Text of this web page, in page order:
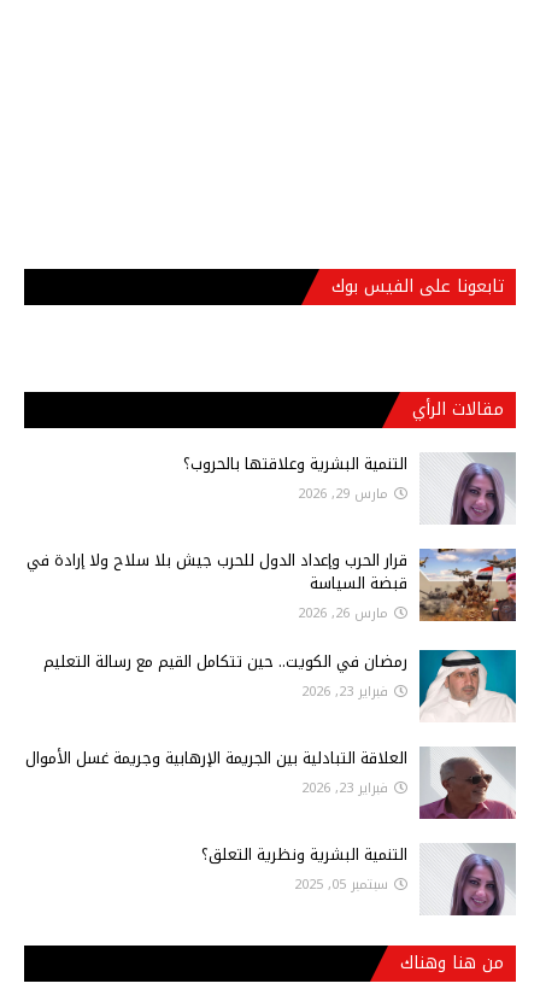
تابعونا على الفيس بوك
مقالات الرأي
التنمية البشرية وعلاقتها بالحروب؟
مارس 29, 2026
قرار الحرب وإعداد الدول للحرب جيش بلا سلاح ولا إرادة في
قبضة السياسة
مارس 26, 2026
رمضان في الكويت.. حين تتكامل القيم مع رسالة التعليم
فبراير 23, 2026
العلاقة التبادلية بين الجريمة الإرهابية وجريمة غسل الأموال
فبراير 23, 2026
التنمية البشرية ونظرية التعلق؟
سبتمبر 05, 2025
من هنا وهناك